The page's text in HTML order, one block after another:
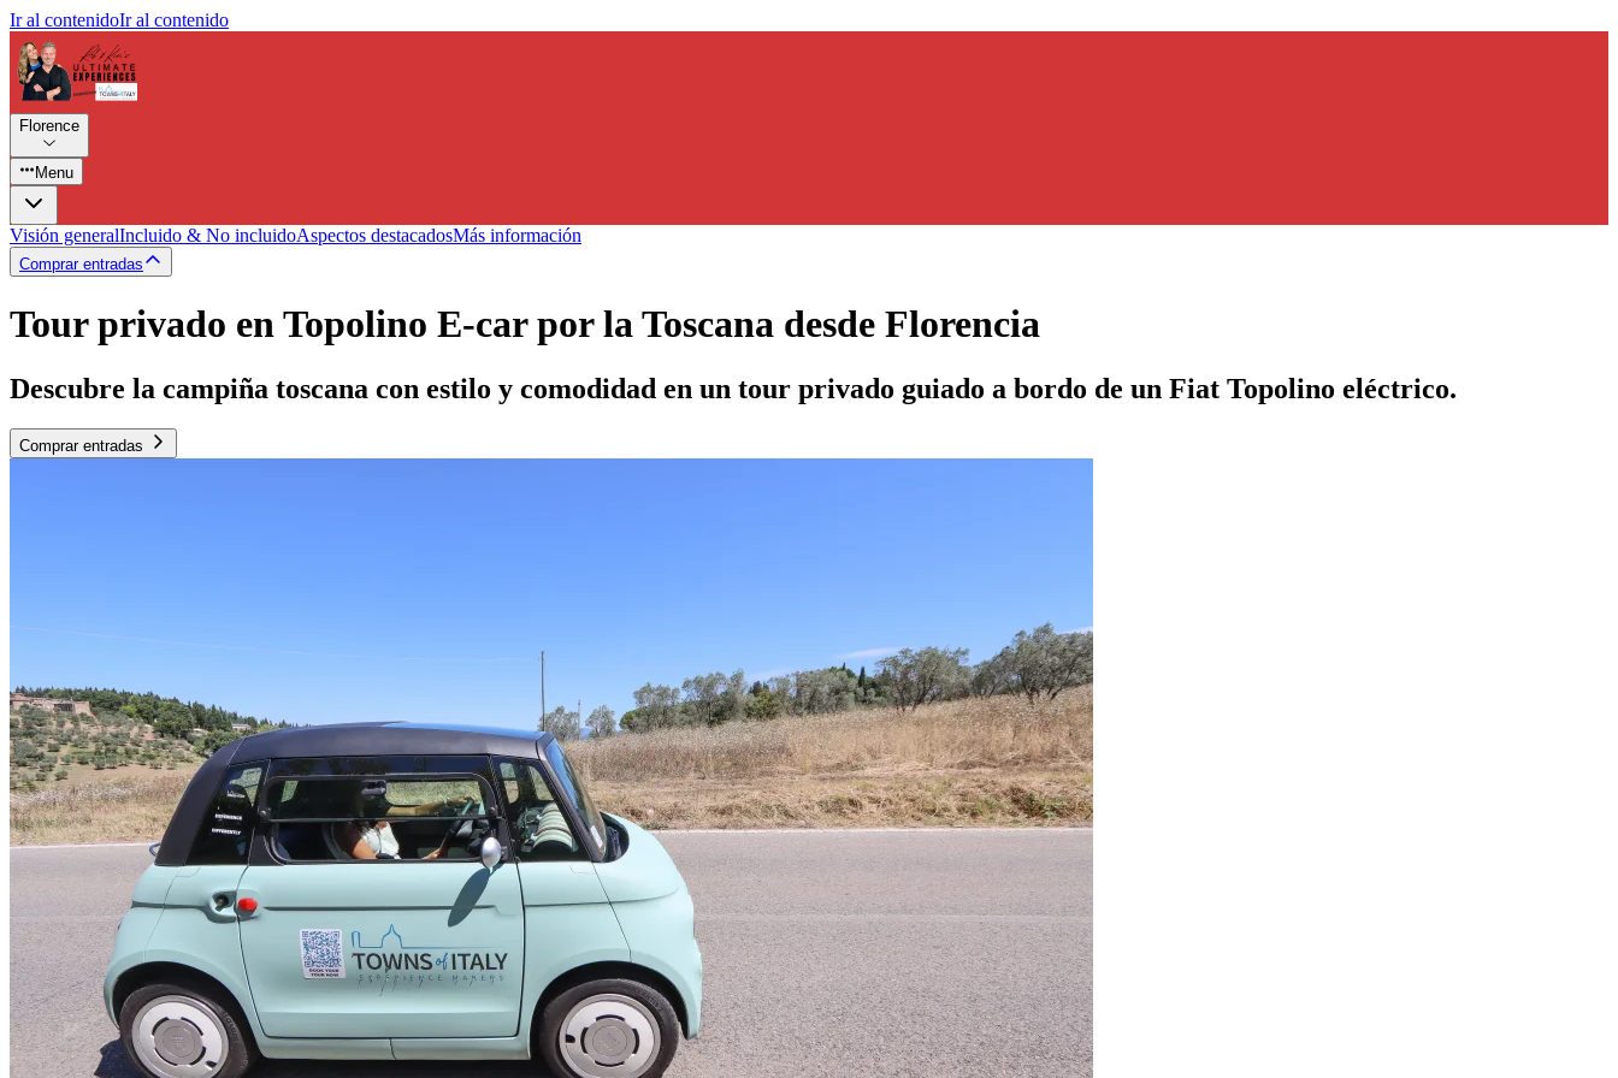
Ir al contenidoIr al contenido
Florence
Menu
Visión generalIncluido & No incluidoAspectos destacadosMás información
Comprar entradas
Tour privado en Topolino E-car por la Toscana desde Florencia
Descubre la campiña toscana con estilo y comodidad en un tour privado guiado a bordo de un Fiat Topolino eléctrico.
Comprar entradas